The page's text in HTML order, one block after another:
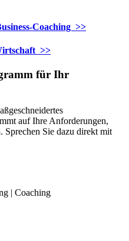
Coaching >>
>>
für Ihr
auf Ihre Anforderungen,
Sprechen Sie dazu direkt mit
| Coaching